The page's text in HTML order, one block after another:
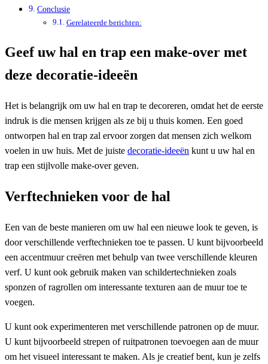
Conclusie
Gerelateerde berichten:
Geef uw hal en trap een make-over met
deze decoratie-ideeën
Het is belangrijk om uw hal en trap te decoreren, omdat het de eerste
indruk is die mensen krijgen als ze bij u thuis komen. Een goed
ontworpen hal en trap zal ervoor zorgen dat mensen zich welkom
voelen in uw huis. Met de juiste decoratie-ideeën kunt u uw hal en
trap een stijlvolle make-over geven.
Verftechnieken voor de hal
Een van de beste manieren om uw hal een nieuwe look te geven, is
door verschillende verftechnieken toe te passen. U kunt bijvoorbeeld
een accentmuur creëren met behulp van twee verschillende kleuren
verf. U kunt ook gebruik maken van schildertechnieken zoals
sponzen of ragrollen om interessante texturen aan de muur toe te
voegen.
U kunt ook experimenteren met verschillende patronen op de muur.
U kunt bijvoorbeeld strepen of ruitpatronen toevoegen aan de muur
om het visueel interessant te maken. Als je creatief bent, kun je zelfs